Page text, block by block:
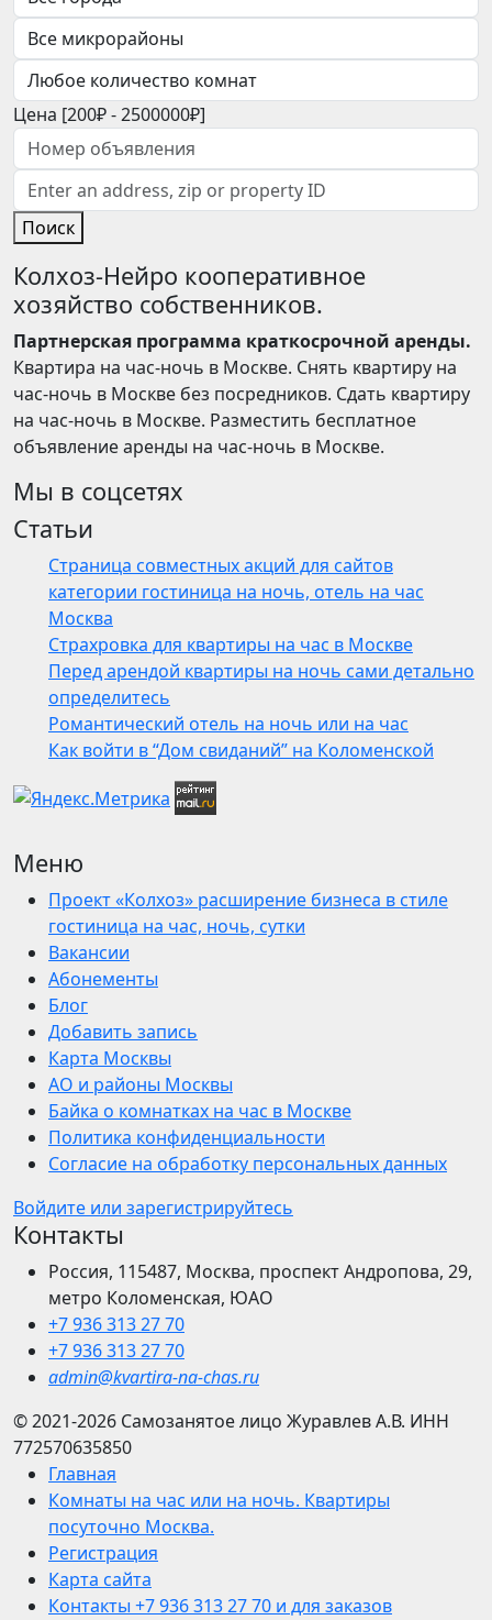
Цена [200₽-2500000₽]
Поиск
Колхоз-Нейро кооперативное
хозяйство собственников.
Партнерская программа краткосрочной аренды.
Квартира на час-ночь в Москве. Снять квартиру на
час-ночь в Москве без посредников. Сдать квартиру
на час-ночь в Москве. Разместить бесплатное
объявление аренды на час-ночь в Москве.
Мы в соцсетях
Статьи
Страница совместных акций для сайтов
категории гостиница на ночь, отель на час
Москва
Страхровка для квартиры на час в Москве
Перед арендой квартиры на ночь сами детально
определитесь
Романтический отель на ночь или на час
Как войти в “Дом свиданий” на Коломенской
Меню
Проект «Колхоз» расширение бизнеса в стиле
гостиница на час, ночь, сутки
Вакансии
Абонементы
Блог
Добавить запись
Карта Москвы
АО и районы Москвы
Байка о комнатках на час в Москве
Политика конфиденциальности
Согласие на обработку персональных данных
Войдите или зарегистрируйтесь
Контакты
Россия, 115487, Москва, проспект Андропова, 29,
метро Коломенская, ЮАО
+7 936 313 27 70
+7 936 313 27 70
admin@kvartira-na-chas.ru
© 2021-2026 Самозанятое лицо Журавлев А.В. ИНН
772570635850
Главная
Комнаты на час или на ночь. Квартиры
посуточно Москва.
Регистрация
Карта сайта
Контакты +7 936 313 27 70 и для заказов